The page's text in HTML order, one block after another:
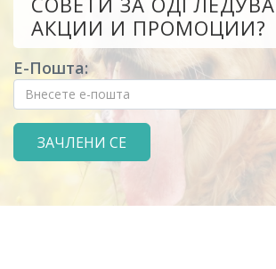
АКЦИИ И ПРОМОЦИИ?
Е-Пошта: